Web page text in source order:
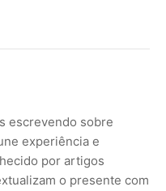
escrevendo sobre
experiência e
por artigos
o presente com